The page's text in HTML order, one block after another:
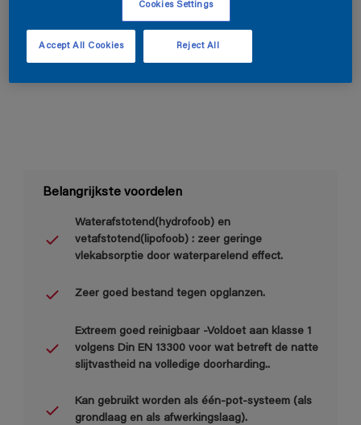
Vind een verkooppunt
Belangrijkste voordelen
Waterafstotend(hydrofoob) en
vetafstotend(lipofoob) : zeer geringe
vlekabsorptie door waterparelend effect.
Zeer goed bestand tegen opglanzen.
Extreem goed reinigbaar -Voldoet aan klasse 1
volgens Din EN 13300 voor wat betreft de natte
slijtvastheid na volledige doorharding..
Kan gebruikt worden als één-pot-systeem (als
grondlaag en als afwerkingslaag).
Cookies Settings
Reject All
Accept All Cookies